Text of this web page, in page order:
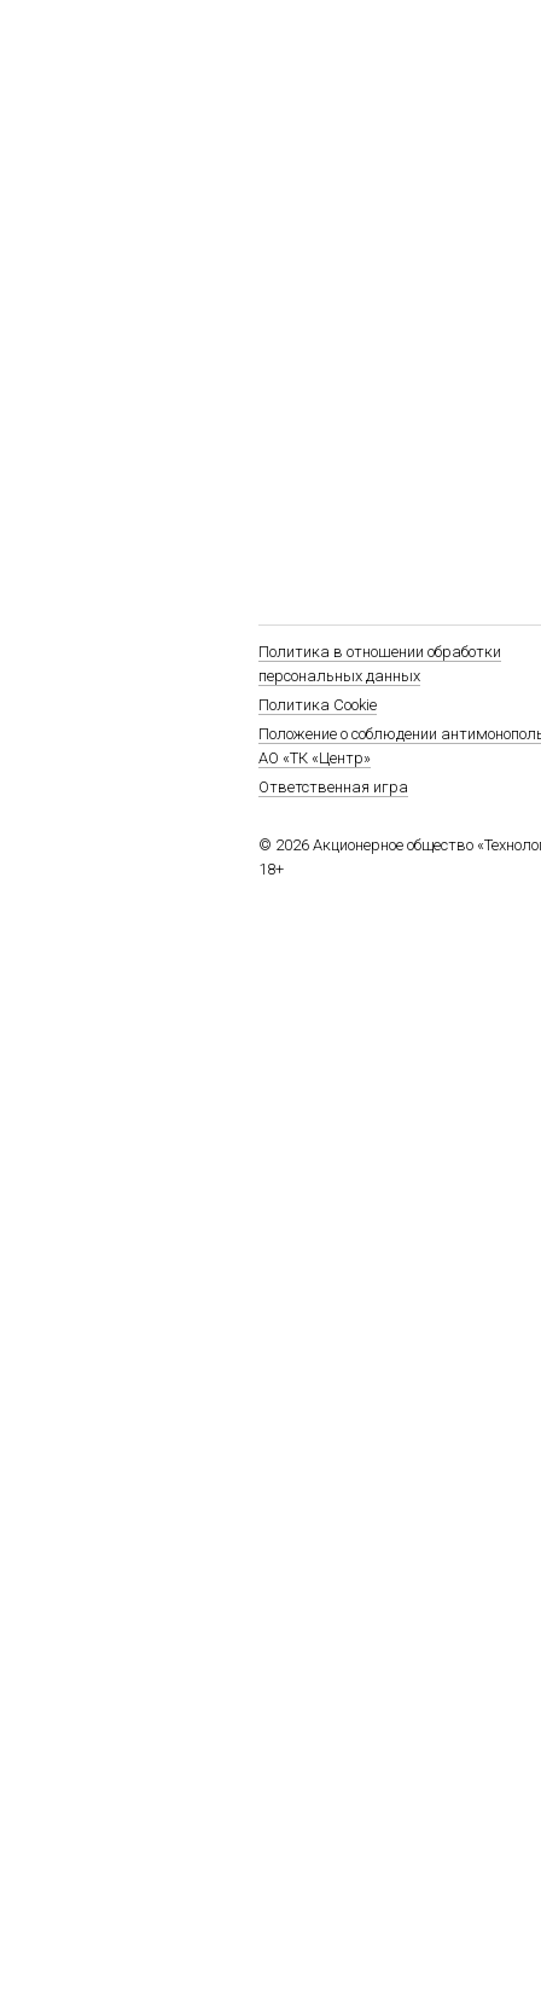
Политика в отношении обработки
персональных данных
Политика Cookie
Положение о соблюдении
АО «ТК «Центр»
Ответственная игра
© 2026 Акционерное общество
18+